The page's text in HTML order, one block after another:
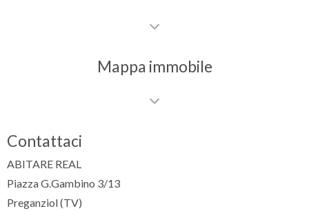
Mappa immobile
Contattaci
ABITARE REAL
Piazza G.Gambino 3/13
Preganziol (TV)